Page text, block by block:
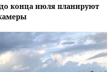
конца июля планируют